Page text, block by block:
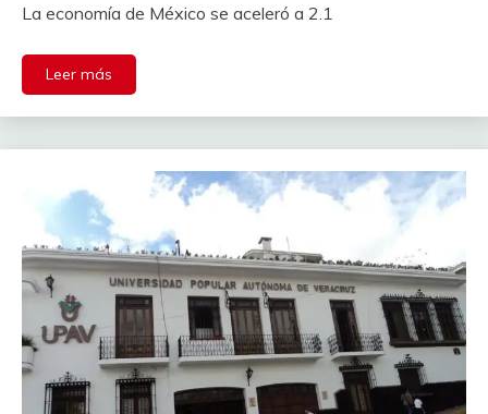
La economía de México se aceleró a 2.1
Leer más